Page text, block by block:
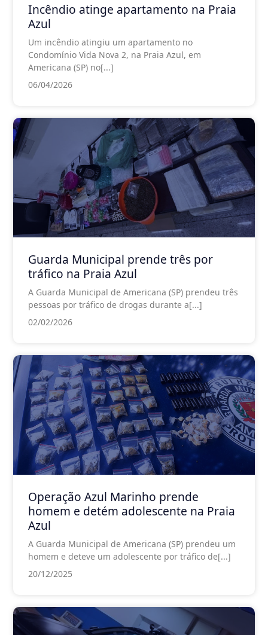
Incêndio atinge apartamento na Praia
Azul
Um incêndio atingiu um apartamento no
Condomínio Vida Nova 2, na Praia Azul, em
Americana (SP) no[...]
06/04/2026
Guarda Municipal prende três por
tráfico na Praia Azul
A Guarda Municipal de Americana (SP) prendeu três
pessoas por tráfico de drogas durante a[...]
02/02/2026
Operação Azul Marinho prende
homem e detém adolescente na Praia
Azul
A Guarda Municipal de Americana (SP) prendeu um
homem e deteve um adolescente por tráfico de[...]
20/12/2025